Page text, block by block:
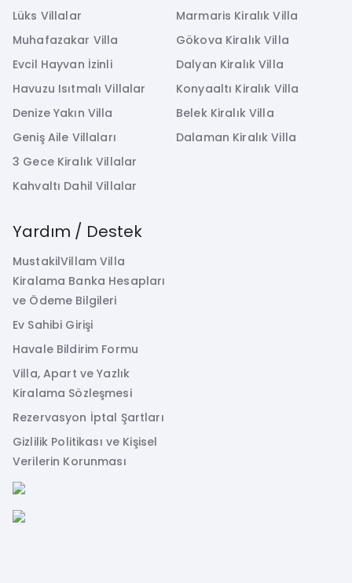
Lüks Villalar
Muhafazakar Villa
Evcil Hayvan İzinli
Havuzu Isıtmalı Villalar
Denize Yakın Villa
Geniş Aile Villaları
3 Gece Kiralık Villalar
Kahvaltı Dahil Villalar
Marmaris Kiralık Villa
Gökova Kiralık Villa
Dalyan Kiralık Villa
Konyaaltı Kiralık Villa
Belek Kiralık Villa
Dalaman Kiralık Villa
Yardım / Destek
MustakilVillam Villa
Kiralama Banka Hesapları
ve Ödeme Bilgileri
Ev Sahibi Girişi
Havale Bildirim Formu
Villa, Apart ve Yazlık
Kiralama Sözleşmesi
Rezervasyon İptal Şartları
Gizlilik Politikası ve Kişisel
Verilerin Korunması